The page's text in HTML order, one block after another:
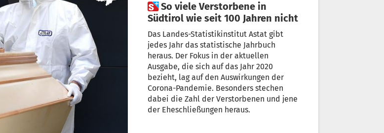
 So viele Verstorbene in
Südtirol wie seit 100 Jahren nicht
Das Landes-Statistikinstitut Astat gibt
jedes Jahr das statistische Jahrbuch
heraus. Der Fokus in der aktuellen
Ausgabe, die sich auf das Jahr 2020
bezieht, lag auf den Auswirkungen der
Corona-Pandemie. Besonders stechen
dabei die Zahl der Verstorbenen und jene
der Eheschließungen heraus.